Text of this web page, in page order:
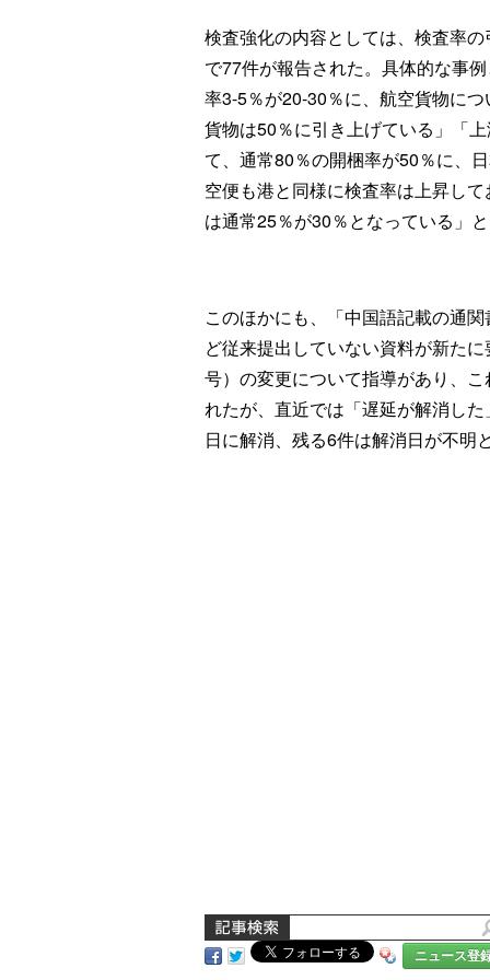
検査強化の内容としては、検査率
で77件が報告された。具体的な事
率3-5％が20-30％に、航空貨物に
貨物は50％に引き上げている」「
て、通常80％の開梱率が50％に、
空便も港と同様に検査率は上昇し
は通常25％が30％となっている」
このほかにも、「中国語記載の通
ど従来提出していない資料が新た
号）の変更について指導があり、
れたが、直近では「遅延が解消し
日に解消、残る6件は解消日が不明
ニュース登